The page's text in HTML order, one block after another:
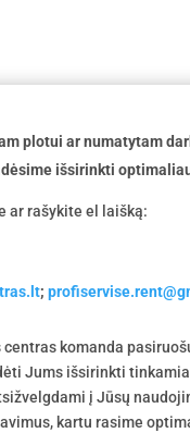
plotui ar numatytam
išsirinkti
ar rašykite el laišką:
;
centras komanda
Jums išsirinkti
į Jūsų
kartu rasime